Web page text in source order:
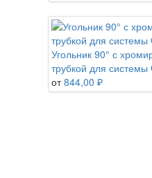
Угольник 90° с
трубкой для системы
от 844,00 ₽